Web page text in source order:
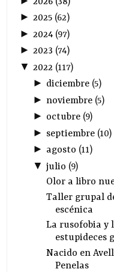
►2025 (62)
► 2024 (97)
►2023 (74)
▼ 2022 (117)
► diciembre(5)
► noviembre(5)
► octubre(9)
► septiembre(10)
► agosto (11)
▼ julio (9)
Olor a libro
Taller grupal
escénica
La rusofobia y
estupideces
Nacido en
Penelas